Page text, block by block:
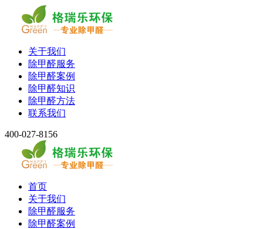
关于我们
除甲醛服务
除甲醛案例
除甲醛知识
除甲醛方法
联系我们
400-027-8156
首页
关于我们
除甲醛服务
除甲醛案例